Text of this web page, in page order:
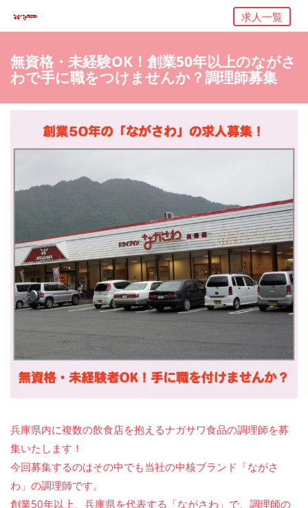
求人一覧
無資格・未経験OK！創業50年以上のながさ
わで手に職をつけませんか？調理師募集
兵庫県内に複数の飲食店を抱えるナガサワ食品の調理師を募
集いたします！
今回募集するのはその中でも当社の中核ブランド「ながさ
わ」の調理師です。
創業50年以上、兵庫県を代表する「ながさわ」で、調理師の